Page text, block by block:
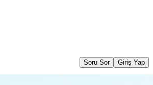
Soru Sor Giriş Yap